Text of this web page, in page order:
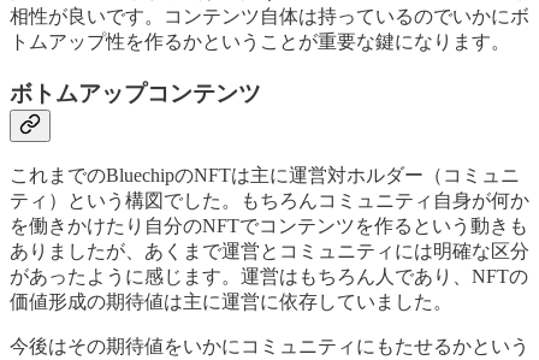
相性が良いです。コンテンツ自体は持っているのでいかにボ
トムアップ性を作るかということが重要な鍵になります。
ボトムアップコンテンツ
これまでのBluechipのNFTは主に運営対ホルダー（コミュニ
ティ）という構図でした。もちろんコミュニティ自身が何か
を働きかけたり自分のNFTでコンテンツを作るという動きも
ありましたが、あくまで運営とコミュニティには明確な区分
があったように感じます。運営はもちろん人であり、NFTの
価値形成の期待値は主に運営に依存していました。
今後はその期待値をいかにコミュニティにもたせるかという